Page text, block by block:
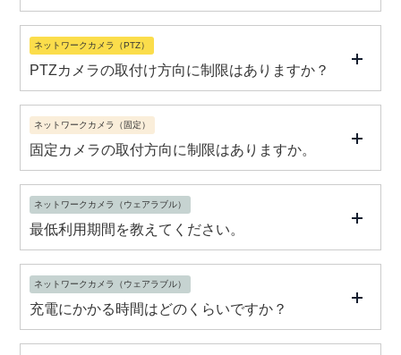
ネットワークカメラ（PTZ）
PTZカメラの取付け方向に制限はありますか？
ネットワークカメラ（固定）
固定カメラの取付方向に制限はありますか。
ネットワークカメラ（ウェアラブル）
最低利用期間を教えてください。
ネットワークカメラ（ウェアラブル）
充電にかかる時間はどのくらいですか？